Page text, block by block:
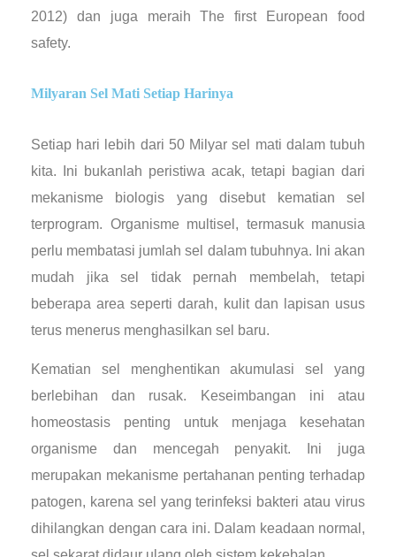
2012) dan juga meraih The first European food
safety.
Milyaran Sel Mati Setiap Harinya
Setiap hari lebih dari 50 Milyar sel mati dalam tubuh
kita. Ini bukanlah peristiwa acak, tetapi bagian dari
mekanisme biologis yang disebut kematian sel
terprogram. Organisme multisel, termasuk manusia
perlu membatasi jumlah sel dalam tubuhnya. Ini akan
mudah jika sel tidak pernah membelah, tetapi
beberapa area seperti darah, kulit dan lapisan usus
terus menerus menghasilkan sel baru.
Kematian sel menghentikan akumulasi sel yang
berlebihan dan rusak. Keseimbangan ini atau
homeostasis penting untuk menjaga kesehatan
organisme dan mencegah penyakit. Ini juga
merupakan mekanisme pertahanan penting terhadap
patogen, karena sel yang terinfeksi bakteri atau virus
dihilangkan dengan cara ini. Dalam keadaan normal,